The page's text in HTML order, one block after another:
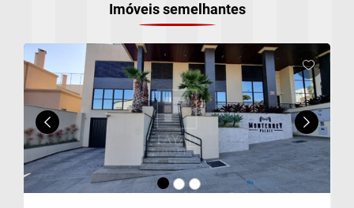
Imóveis semelhantes
b)
c)
e)
f)